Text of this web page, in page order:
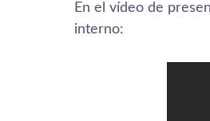
En el ví­deo de
interno: